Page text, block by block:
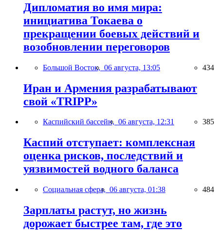
Дипломатия во имя мира:
инициатива Токаева о
прекращении боевых действий и
возобновлении переговоров
Большой Восток, 06 августа, 13:05 434
Иран и Армения разрабатывают
свой «TRIPP»
Каспийский бассейн, 06 августа, 12:31 385
Каспий отступает: комплексная
оценка рисков, последствий и
уязвимостей водного баланса
Социальная сфера, 06 августа, 01:38 484
Зарплаты растут, но жизнь
дорожает быстрее там, где это